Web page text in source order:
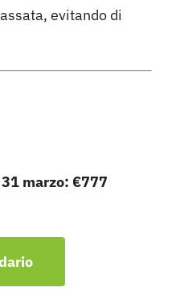
evitando di
marzo: €777